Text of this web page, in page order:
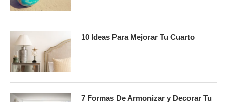
10 Ideas Para Mejorar Tu Cuarto
7 Formas De Armonizar y Decorar Tu